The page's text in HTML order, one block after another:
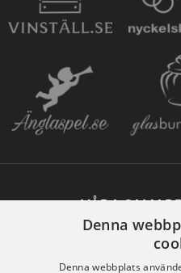
VÅRA
Denna
Denna webbplats